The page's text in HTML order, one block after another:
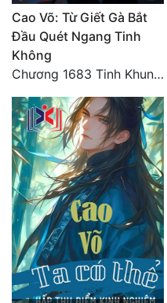
Đam Mỹ
Đẹp
Đẹp Hiệp
Tính Cách Nhân Vật :
Cơ Trí
Sát Phạt Quyết Đoán
Vô Sỉ
Điềm Đạm
Cao Võ: Từ Giết Gà Bắt
Đầu Quét Ngang Tinh
Không
Chương 1683 Tinh Khung Võ Thánh (Hết)